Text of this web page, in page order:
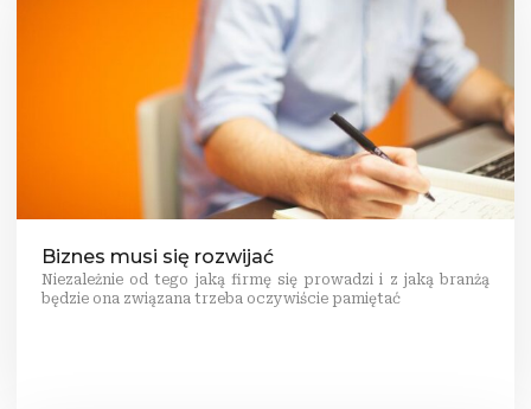
Biznes musi się rozwijać
Niezależnie od tego jaką firmę się prowadzi i z jaką branżą
będzie ona związana trzeba oczywiście pamiętać